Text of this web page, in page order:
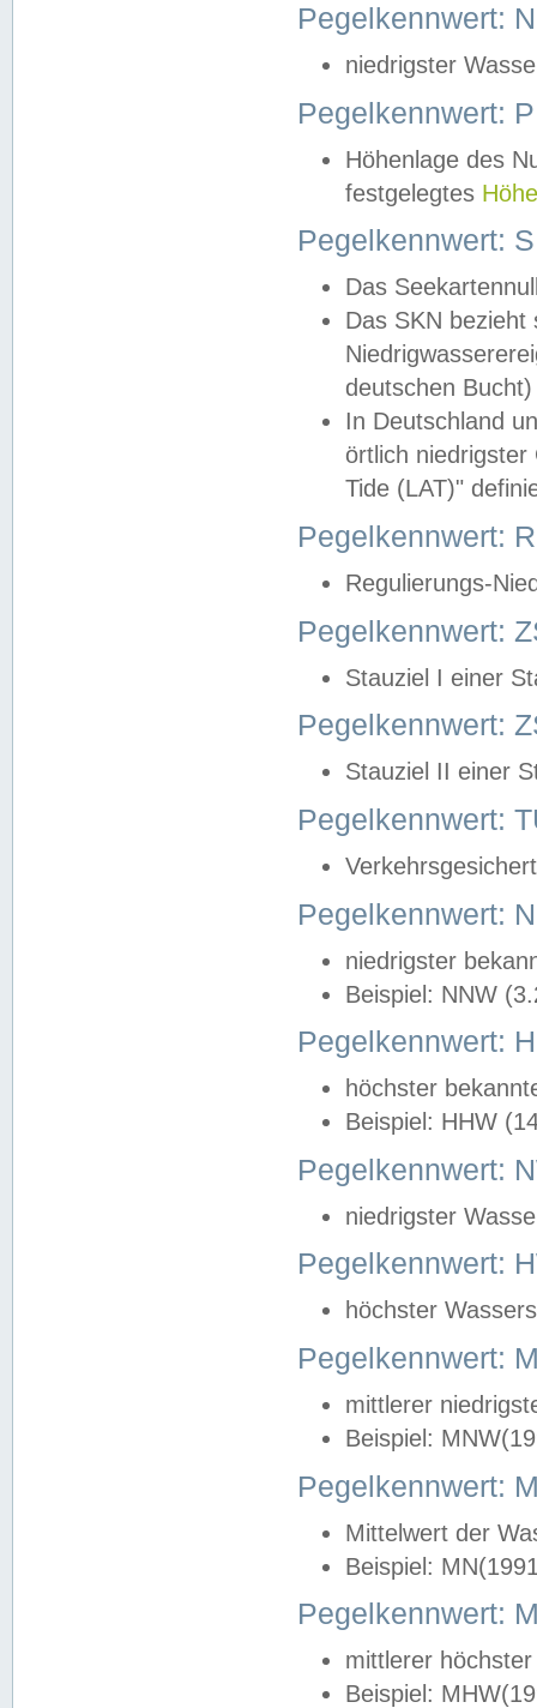
Pegelkennwert:
niedrigster
Pegelkennwert:
Höhenlage des
festgelegtes
Pegelkennwert:
Das
Das SKN
deutschen
In Deutschland
örtlich
Tide (LAT)"
Pegelkennwert:
Regulierungs-
Pegelkennwert:
Stauziel I einer
Pegelkennwert:
Stauziel II einer
Pegelkennwert:
Pegelkennwert:
niedrigster
Beispiel: NNW
Pegelkennwert:
höchster
Beispiel: HHW
Pegelkennwert:
niedrigster
Pegelkennwert:
höchster
Pegelkennwert:
mittlerer
Beispiel:
Pegelkennwert:
Mittelwert der
Beispiel:
Pegelkennwert:
mittlerer
Beispiel: